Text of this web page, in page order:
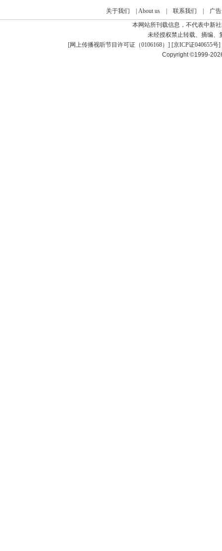
关于我们 About us| 联系我们
广
本网站所刊载信息，不代表中新
未经授权禁止转载、摘编、
[网上传播视听节目许可证（0106168） ] [京ICP证040655号]
Copyright ©1999-